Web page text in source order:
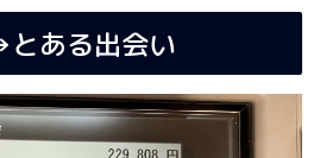
とある出会い